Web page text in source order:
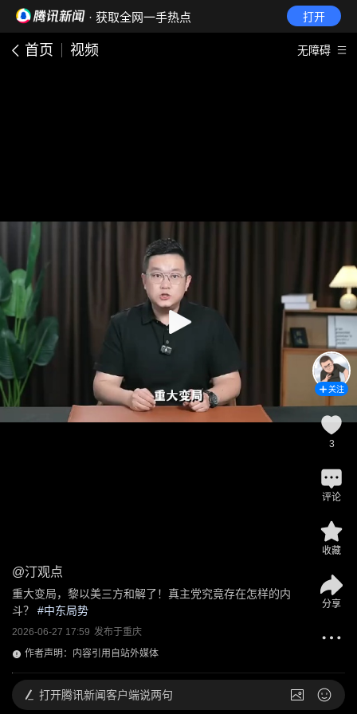
· 获取全网一手热点 打开
首页 视频 无障碍
@汀观点
重大变局，黎以美三方和解了！真主党究竟存在怎样的内
斗？
#中东局势
2026-06-27 17:59 发布于重庆
作者声明：内容引用自站外媒体
关注
3
评论
收藏
分享
打开腾讯新闻客户端说两句